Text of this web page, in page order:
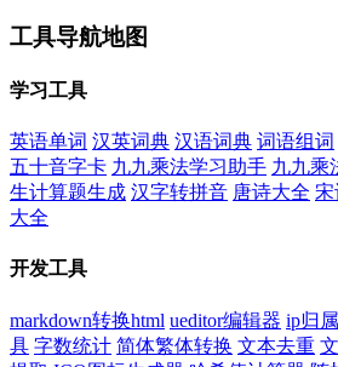
工具导航地图
学习工具
英语单词 汉英词典 汉语词典 词语组词
五十音字卡 九九乘法学习助手 九九乘
生计算题生成 汉字转拼音 唐诗大全 宋
大全
开发工具
markdown转换html ueditor编辑器 ip归
具 字数统计 简体繁体转换 文本去重